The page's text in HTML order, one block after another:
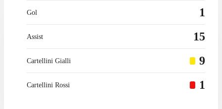
Gol 1
Assist 15
Cartellini Gialli 9
Cartellini Rossi 1